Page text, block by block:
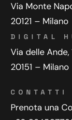
Via Monte
20121 – Milano
DIGITAL
Via delle Ande,
20151 – Milano
CONTATTI
Prenota una